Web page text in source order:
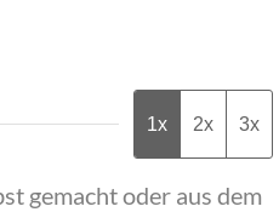
1x 2x 3x
gemacht oder aus dem